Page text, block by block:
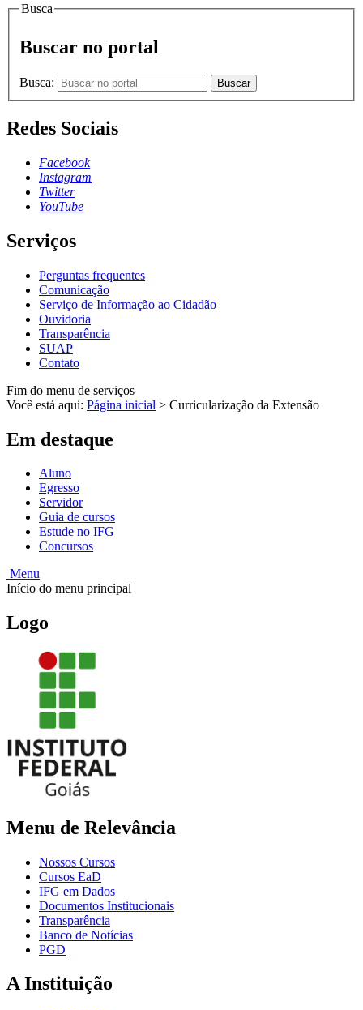
Busca
Buscar no portal
Busca: Buscar
Redes Sociais
Facebook
Instagram
Twitter
YouTube
Serviços
Perguntas frequentes
Comunicação
Serviço de Informação ao Cidadão
Ouvidoria
Transparência
SUAP
Contato
Fim do menu de serviços
Você está aqui: Página inicial > Curricularização da Extensão
Em destaque
Aluno
Egresso
Servidor
Guia de cursos
Estude no IFG
Concursos
Menu
Início do menu principal
Logo
Menu de Relevância
Nossos Cursos
Cursos EaD
IFG em Dados
Documentos Institucionais
Transparência
Banco de Notícias
PGD
A Instituição